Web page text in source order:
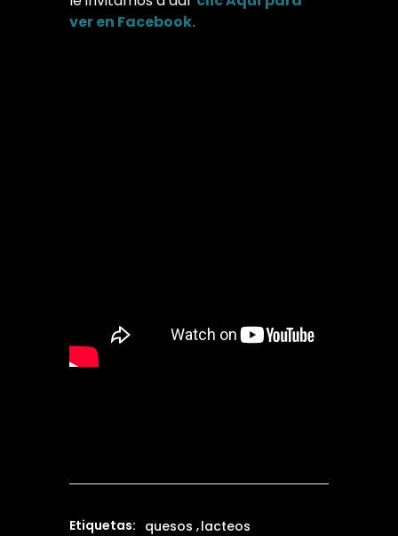
ver en Facebook.
Etiquetas: quesos lacteos